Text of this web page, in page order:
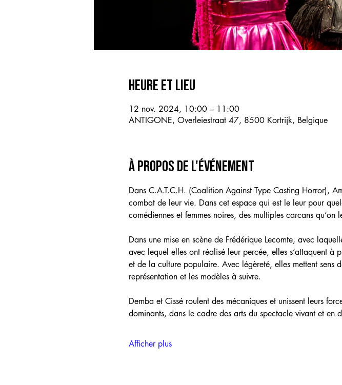
Heure et lieu
12 nov. 2024, 10:00 – 11:00
ANTIGONE, Overleiestraat 47, 8500 Kortrijk, Belgique
À propos de l'événement
Dans C.A.T.C.H. (Coalition Against Type Casting Horror),
combat de leur vie. Dans cet espace qui est le leur pour
comédiennes et femmes noires, des multiples carcans qu’on
Dans une mise en scène de Frédérique Lecomte, avec
avec lequel elles ont réalisé leur percée, elles s’attaquent à
et de la culture populaire. Avec légèreté, elles mettent sens
représentation et les modèles à suivre.
Demba et Cissé roulent des mécaniques et unissent leurs
dominants, dans le cadre des arts du spectacle vivant et en
Afficher plus